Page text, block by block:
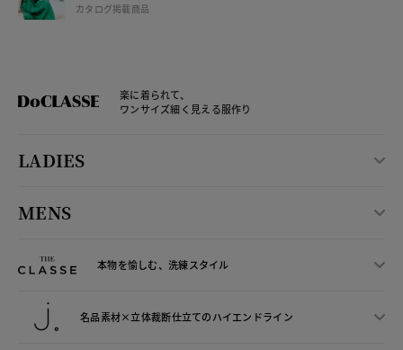
カタログ掲載商品
楽に着られて、
ワンサイズ細く見える服作り
LADIES
MENS
本物を愉しむ、洗練スタイル
名品素材×立体裁断仕立てのハイエンドライン